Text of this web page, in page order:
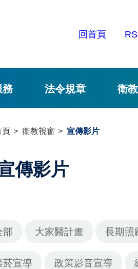
回首頁
務 法令規章 衛
頁 衛教視窗 宣傳影片
傳影片
部 大家醫計畫 長期照
菸宣導 政策影音宣導